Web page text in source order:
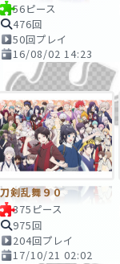
56ピース
476回
50回プレイ
16/08/02 14:23
刀剣乱舞９０
375ピース
975回
204回プレイ
17/10/21 02:02